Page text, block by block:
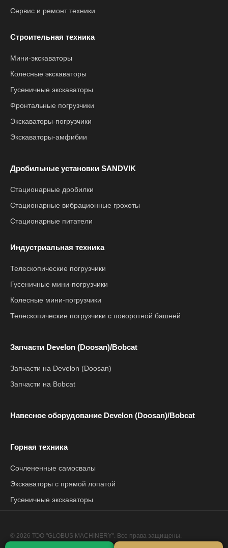
Сервис и ремонт техники
Строительная техника
Мини-экскаваторы
Колесные экскаваторы
Гусеничные экскаваторы
Фронтальные погрузчики
Экскаваторы-погрузчики
Экскаваторы-амфибии
Дробильные установки SANDVIK
Стационарные дробилки
Стационарные вибрационные грохоты
Стационарные питатели
Индустриальная техника
Телескопические погрузчики
Гусеничные мини-погрузчики
Колесные мини-погрузчики
Телескопические погрузчики с поворотной башней
Запчасти Develon (Doosan)/Bobcat
Запчасти на Develon (Doosan)
Запчасти на Bobcat
Навесное оборудование Develon (Doosan)/Bobcat
Горная техника
Сочлененные самосвалы
Экскаваторы с прямой лопатой
Гусеничные экскаваторы
© 2026 ТОО "GLOBUS MACHINERY". Все права защищены.